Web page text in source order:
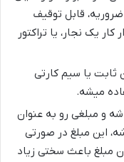
قابل توقیف
یک نجار، یا تراکتور
یا سیم کارتی
میشه.
و مبلغی رو به عنوان
این مبلغ در صورتی
مبلغ باعث سختی زیاد